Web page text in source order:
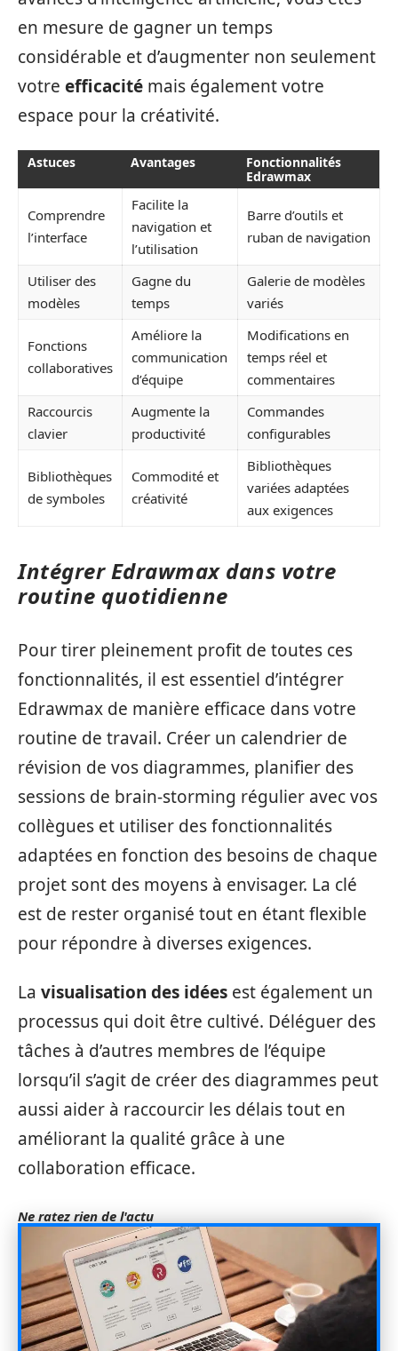
en mesure de gagner un temps
considérable et d’augmenter non seulement
votre efficacité mais également votre
espace pour la créativité.
Astuces Avantages
Fonctionnalités
Edrawmax
Comprendre
l’interface
Facilite la
navigation et
l’utilisation
Barre d’outils et
ruban de navigation
Utiliser des
modèles
Gagne du
temps
Galerie de modèles
variés
Fonctions
collaboratives
Améliore la
communication
d’équipe
Modifications en
temps réel et
commentaires
Raccourcis
clavier
Augmente la
productivité
Commandes
configurables
Bibliothèques
de symboles
Commodité et
créativité
Bibliothèques
variées adaptées
aux exigences
Intégrer Edrawmax dans votre
routine quotidienne
Pour tirer pleinement profit de toutes ces
fonctionnalités, il est essentiel d’intégrer
Edrawmax de manière efficace dans votre
routine de travail. Créer un calendrier de
révision de vos diagrammes, planifier des
sessions de brain-storming régulier avec vos
collègues et utiliser des fonctionnalités
adaptées en fonction des besoins de chaque
projet sont des moyens à envisager. La clé
est de rester organisé tout en étant flexible
pour répondre à diverses exigences.
La visualisation des idées est également un
processus qui doit être cultivé. Déléguer des
tâches à d’autres membres de l’équipe
lorsqu’il s’agit de créer des diagrammes peut
aussi aider à raccourcir les délais tout en
améliorant la qualité grâce à une
collaboration efficace.
Ne ratez rien de l'actu